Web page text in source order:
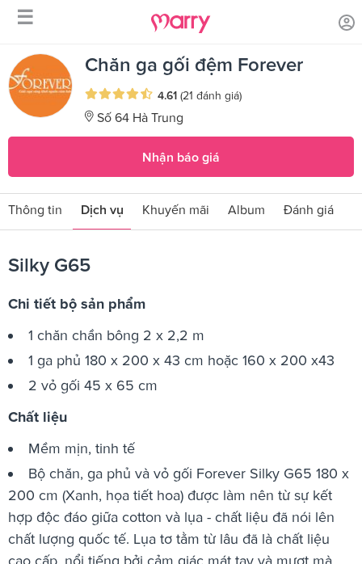
☰
Trang chủ Sản phẩm dịch vụ / Silky G65
Chăn ga gối đệm Forever
4.61 (21 đánh giá)
Số 64 Hà Trung
Nhận báo giá
Thông tin Dịch vụ Khuyến mãi Album Đánh giá
Silky G65
Chi tiết bộ sản phẩm
1 chăn chần bông 2 x 2,2 m
1 ga phủ 180 x 200 x 43 cm hoặc 160 x 200 x43
2 vỏ gối 45 x 65 cm
Chất liệu
Mềm mịn, tinh tế
Bộ chăn, ga phủ và vỏ gối Forever Silky G65 180 x
200 cm (Xanh, họa tiết hoa) được làm nên từ sự kết
hợp độc đáo giữa cotton và lụa - chất liệu đã nói lên
chất lượng quốc tế. Lụa tơ tằm từ lâu đã là chất liệu
cao cấp, nổi tiếng bởi cảm giác mát tay và mượt mà